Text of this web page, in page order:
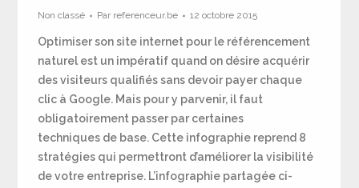
Non classé Par referenceur.be 12 octobre 2015
Optimiser son site internet pour le référencement
naturel est un impératif quand on désire acquérir
des visiteurs qualifiés sans devoir payer chaque
clic à Google. Mais pour y parvenir, il faut
obligatoirement passer par certaines
techniques de base. Cette infographie reprend 8
stratégies qui permettront d’améliorer la visibilité
de votre entreprise. L’infographie partagée ci-